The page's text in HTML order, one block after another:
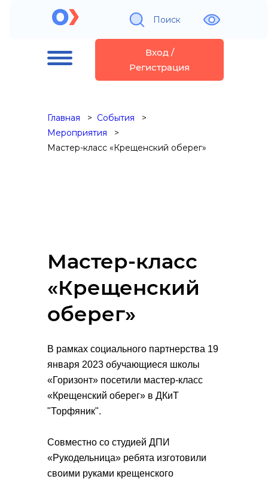
Поиск
Вход /
Регистрация
Главная
События
Мероприятия
Мастер-класс «Крещенский оберег»
Мастер-класс
«Крещенский
оберег»
В рамках социального партнерства 19
января 2023 обучающиеся школы
«Горизонт» посетили мастер-класс
«Крещенский оберег» в ДКиТ
"Торфяник".
Совместно со студией ДПИ
«Рукодельница» ребята изготовили
своими руками крещенского